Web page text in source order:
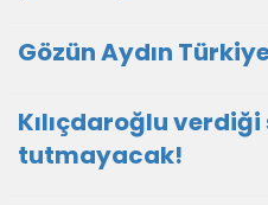
Gözün Aydın
Kılıçdaroğlu
tutmayacak!